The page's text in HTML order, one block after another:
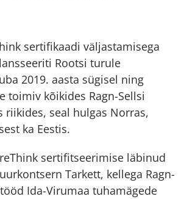
sertifikaadi väljastamisega
Rootsi turule
2019. aasta sügisel ning
toimiv kõikides Ragn-Sellsi
riikides, seal hulgas Norras,
ka Eestis.
sertifitseerimise läbinud
Tarkett, kellega Ragn-
Ida-Virumaa tuhamägede